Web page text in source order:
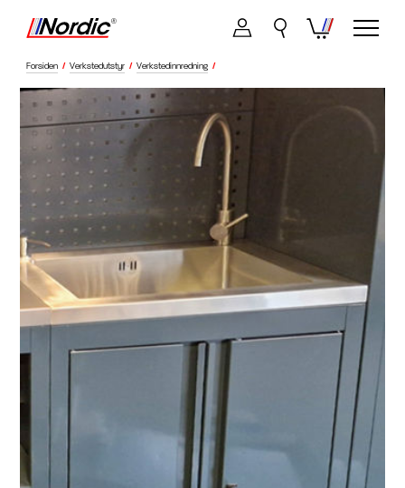
Forsiden / Verkstedutstyr / Verkstedinnredning /